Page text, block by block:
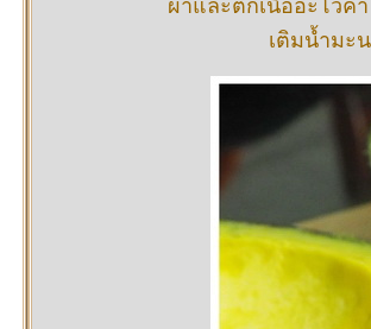
ผ่าและตักเนื้ออะโวค
เติมน้ำมะ